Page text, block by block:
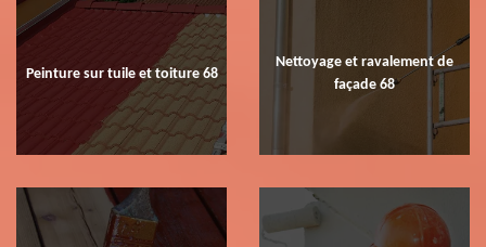
Peinture sur tuile et toiture 68
Nettoyage et ravalement de
façade 68